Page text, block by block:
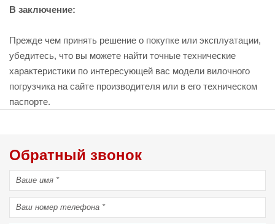
В заключение:
Прежде чем принять решение о покупке или эксплуатации,
убедитесь, что вы можете найти точные технические
характеристики по интересующей вас модели вилочного
погрузчика на сайте производителя или в его техническом
паспорте.
Обратный звонок